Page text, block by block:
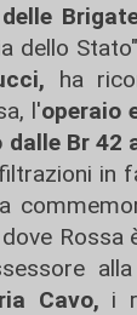
dello
ha
l'operaio
Br 42
in
Rossa
Cavo, i